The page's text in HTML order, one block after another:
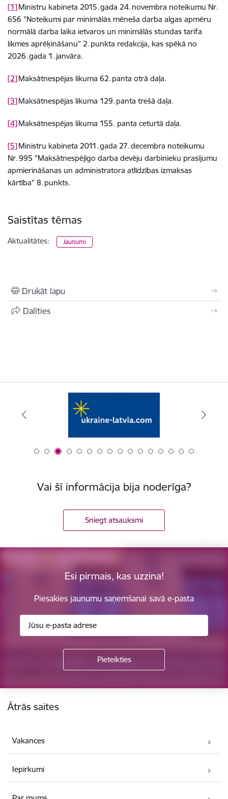
[1]Ministru kabineta 2015. gada 24. novembra noteikumu Nr.
656 "Noteikumi par minimālās mēneša darba algas apmēru
normālā darba laika ietvaros un minimālās stundas tarifa
likmes aprēķināšanu" 2. punkta redakcija, kas spēkā no
2026. gada 1. janvāra.
[2]Maksātnespējas likuma 62. panta otrā daļa.
[3]Maksātnespējas likuma 129. panta trešā daļa.
[4]Maksātnespējas likuma 155. panta ceturtā daļa.
[5]Ministru kabineta 2011. gada 27. decembra noteikumu
Nr. 995 "Maksātnespējīgo darba devēju darbinieku prasījumu
apmierināšanas un administratora atlīdzības izmaksas
kārtība" 8. punkts.
Saistītas tēmas
Aktualitātes: Jaunumi
Drukāt lapu
Dalīties
Vai šī informācija bija noderīga?
Sniegt atsauksmi
Esi pirmais, kas uzzina!
Piesakies jaunumu saņemšanai savā e-pasta
Ātrās saites
Vakances
Iepirkumi